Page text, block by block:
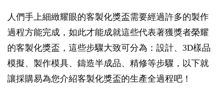
人們手上細緻耀眼的客製化獎盃需要經過許多的製作
過程方能完成，如此才能成就這些代表著獲獎者榮耀
的客製化獎盃，這些步驟大致可分為：設計、3D樣品
模擬、製作模具、鑄造半成品、精修等步驟，以下就
讓採購易為您介紹客製化獎盃的生產全過程吧！